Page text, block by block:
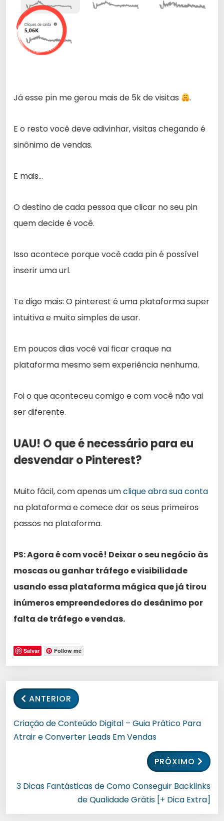
Já esse pin me gerou mais de 5k de visitas .
E o resto você deve adivinhar, visitas chegando é
sinônimo de vendas.
E mais…
O destino de cada pessoa que clicar no seu pin
quem decide é você.
Isso acontece porque você cada pin é possível
inserir uma url.
Te digo mais: O pinterest é uma plataforma super
intuitiva e muito simples de usar.
Em poucos dias você vai ficar craque na
plataforma mesmo sem experiência nenhuma.
Foi o que aconteceu comigo e com você não vai
ser diferente.
UAU! O que é necessário para eu
desvendar o Pinterest?
Muito fácil, com apenas umclique abra sua conta
na plataforma e comece dar os seus primeiros
passos na plataforma.
PS: Agora é com você! Deixar o seu negócio às
moscas ou ganhar tráfego e visibilidade
usando essa plataforma mágica que já tirou
inúmeros empreendedores do desânimo por
falta de tráfego e vendas.
Salvar Follow me
ANTERIOR
Criação de Conteúdo Digital – Guia Prático Para
Atrair e Converter Leads Em Vendas
PRÓXIMO
3 Dicas Fantásticas de Como Conseguir Backlinks
de Qualidade Grátis [+ Dica Extra]